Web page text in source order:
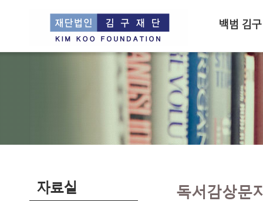
백범 김구
자료실 독서감상문